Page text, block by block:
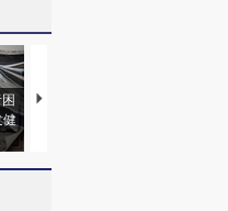
健
视线｜HYROX的吸金